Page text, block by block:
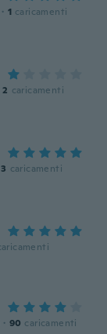
· 1 caricamenti
2 caricamenti
3 caricamenti
· 90 caricamenti